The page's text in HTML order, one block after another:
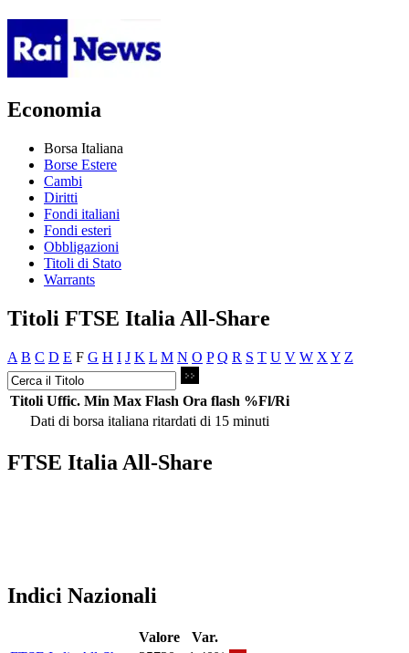
Economia
Borsa Italiana
Borse Estere
Cambi
Diritti
Fondi italiani
Fondi esteri
Obbligazioni
Titoli di Stato
Warrants
Titoli FTSE Italia All-Share
A B C D E F G H I J K L M N O P Q R S T U V W X Y Z
Titoli Uffic. Min Max Flash Ora flash %Fl/Ri
Dati di borsa italiana ritardati di 15 minuti
FTSE Italia All-Share
Indici Nazionali
Valore
Var.